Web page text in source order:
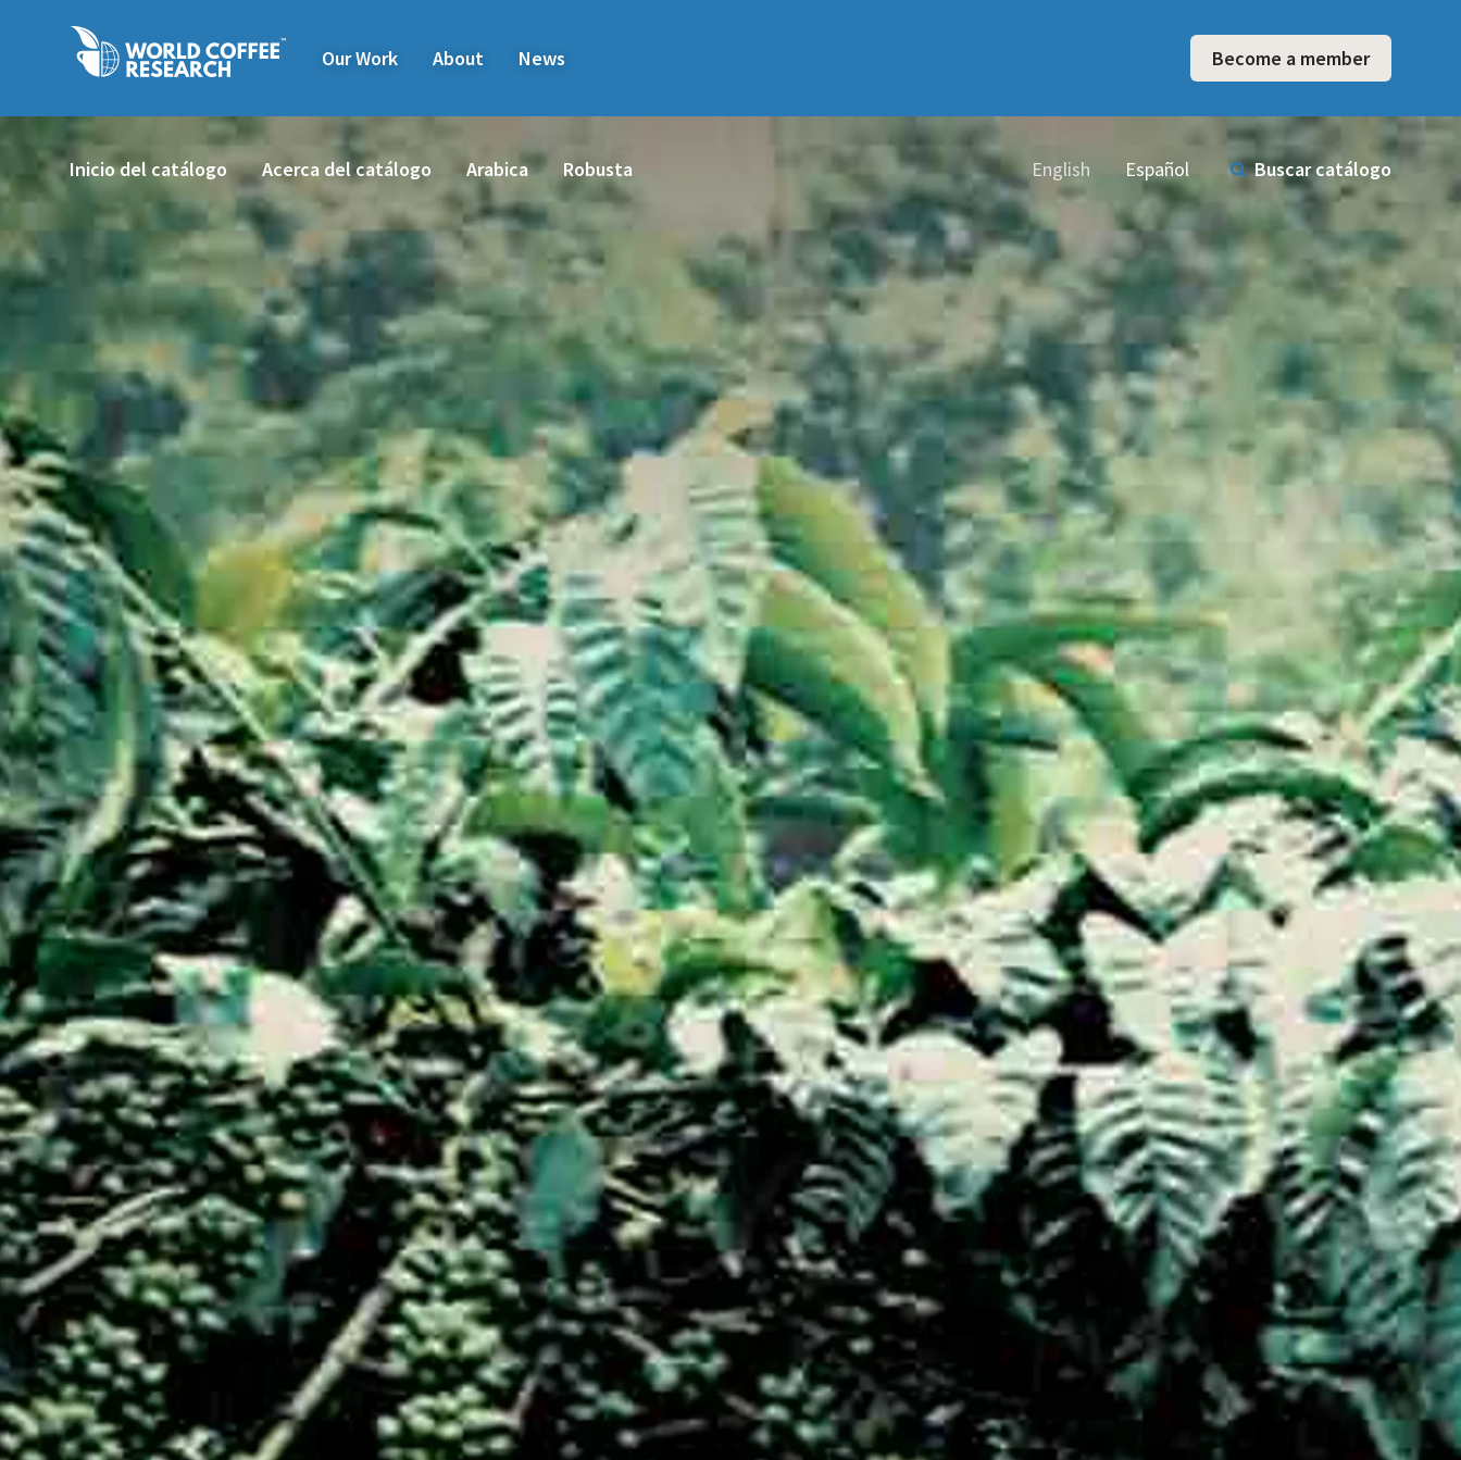
Our Work About News Become a member
Inicio del catálogo Acerca del catálogo Arabica Robusta English Español Buscar catálogo